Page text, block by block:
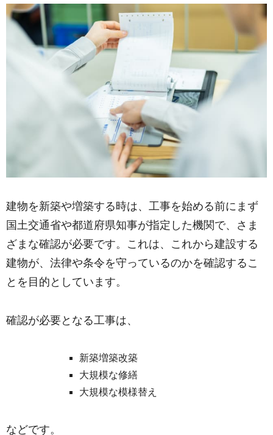
建物を新築や増築する時は、工事を始める前にまず
国土交通省や都道府県知事が指定した機関で、さま
ざまな確認が必要です。これは、これから建設する
建物が、法律や条令を守っているのかを確認するこ
とを目的としています。
確認が必要となる工事は、
新築増築改築
大規模な修繕
大規模な模様替え
などです。